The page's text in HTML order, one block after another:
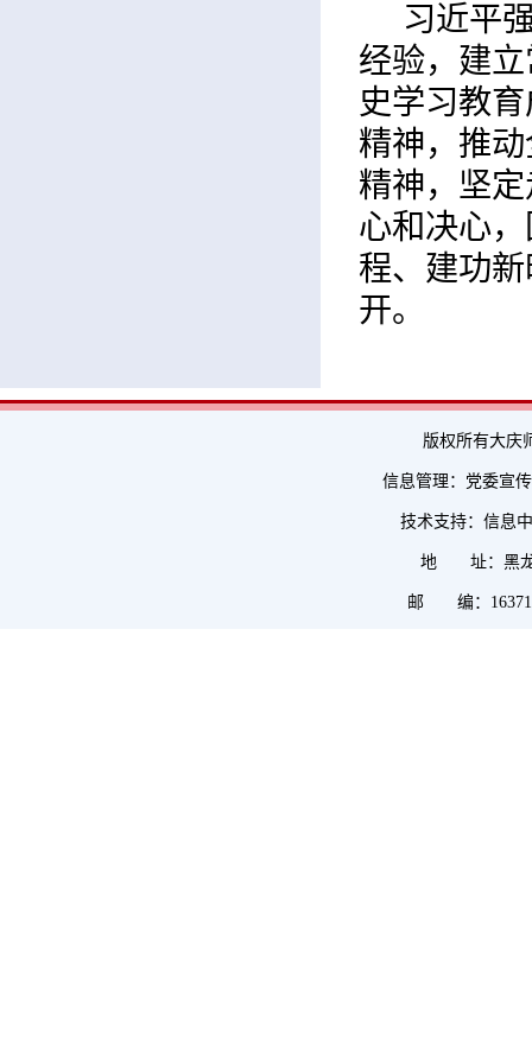
习近平
经验，建
史学习教
精神，推
精神，坚
心和决心
程、建功
开。
版权所有大
信息管理：党委宣
技术支持：信
地 址：黑龙
邮 编：